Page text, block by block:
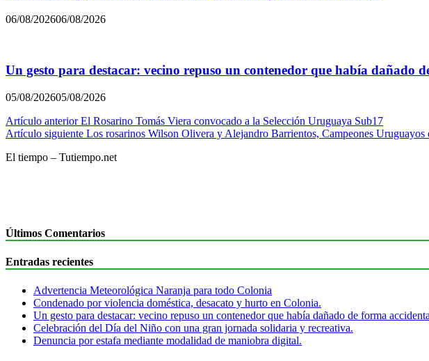
06/08/202606/08/2026
Un gesto para destacar: vecino repuso un contenedor que había dañado
05/08/202605/08/2026
Navegación
de
entradas
Artículo anterior El Rosarino Tomás Viera convocado a la Selección Uruguaya Sub17
Artículo siguiente Los rosarinos Wilson Olivera y Alejandro Barrientos, Campeones Uruguayos
El tiempo – Tutiempo.net
Últimos Comentarios
Entradas recientes
Advertencia Meteorológica Naranja para todo Colonia
Condenado por violencia doméstica, desacato y hurto en Colonia.
Un gesto para destacar: vecino repuso un contenedor que había dañado de forma
Celebración del Día del Niño con una gran jornada solidaria y recreativa.
Denuncia por estafa mediante modalidad de maniobra digital.